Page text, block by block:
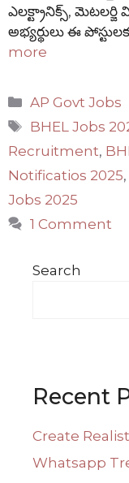
ఎలక్ట్రానిక్స్,
అభ్యర్థులు ఈ
more
Categories
AP Govt Jobs
Tags
BHEL Jobs
Recruitment,
Notificatios 2025,
Jobs 2025
1 Comment
Search
Recent
Create
Whatsapp